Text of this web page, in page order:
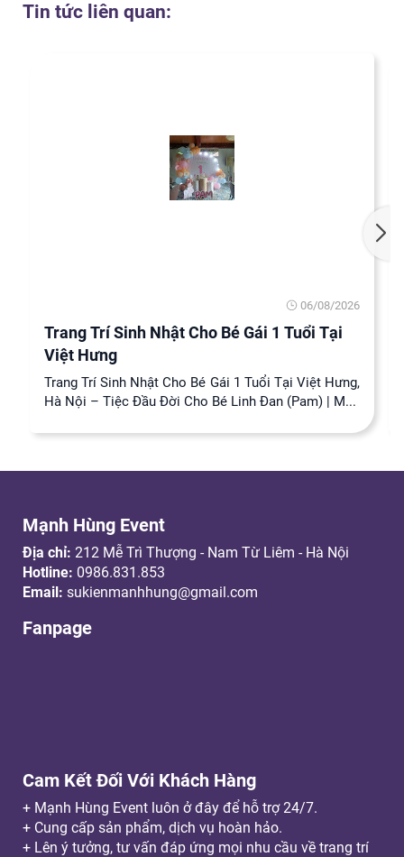
Tin tức liên quan:
06/08/2026
Trang Trí Sinh Nhật Cho Bé Gái 1 Tuổi Tại
Việt Hưng
Trang Trí Sinh Nhật Cho Bé Gái 1 Tuổi Tại Việt Hưng,
Hà Nội – Tiệc Đầu Đời Cho Bé Linh Đan (Pam) | M...
Mạnh Hùng Event
Địa chỉ: 212 Mễ Trì Thượng - Nam Từ Liêm - Hà Nội
Hotline: 0986.831.853
Email: sukienmanhhung@gmail.com
Fanpage
Cam Kết Đối Với Khách Hàng
+ Mạnh Hùng Event luôn ở đây để hỗ trợ 24/7.
+ Cung cấp sản phẩm, dịch vụ hoàn hảo.
+ Lên ý tưởng, tư vấn đáp ứng mọi nhu cầu về trang trí